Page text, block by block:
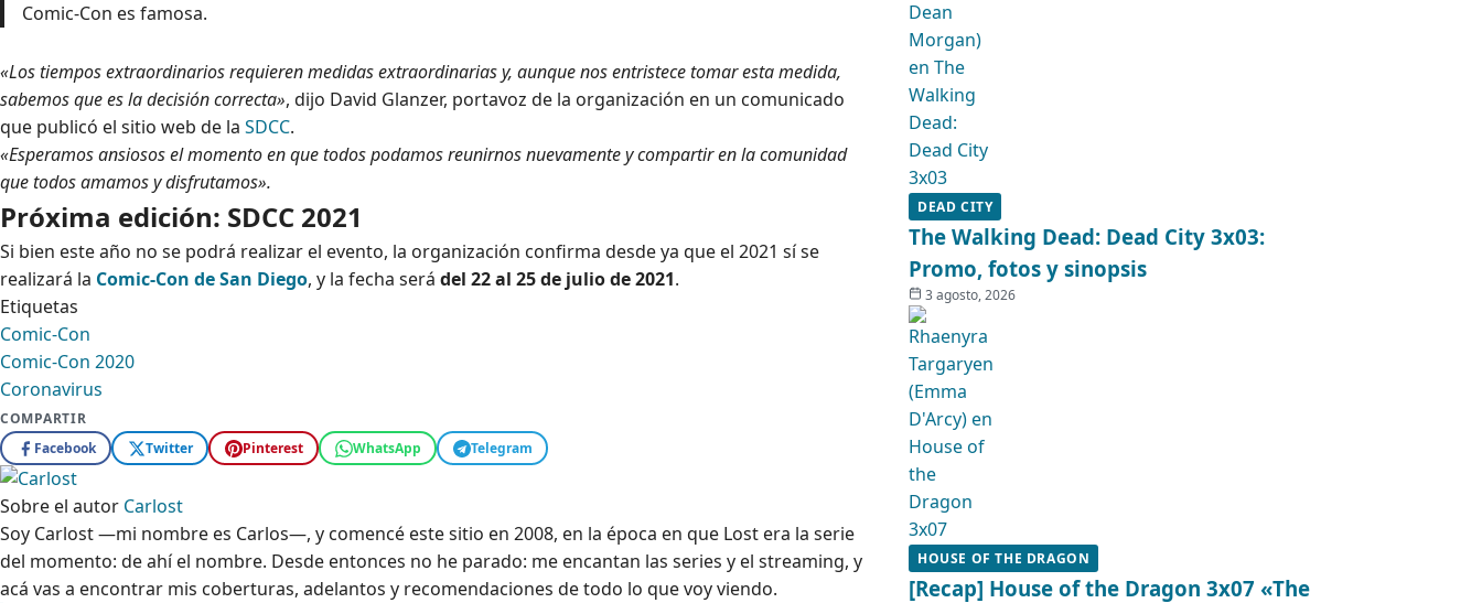
Comic-Con es famosa.
«Los tiempos extraordinarios requieren medidas extraordinarias y, aunque nos entristece tomar esta medida,
sabemos que es la decisión correcta», dijo David Glanzer, portavoz de la organización en un comunicado
que publicó el sitio web de la SDCC.
«Esperamos ansiosos el momento en que todos podamos reunirnos nuevamente y compartir en la comunidad
que todos amamos y disfrutamos».
Próxima edición: SDCC 2021
Si bien este año no se podrá realizar el evento, la organización confirma desde ya que el 2021 sí se
realizará la Comic-Con de San Diego, y la fecha será del 22 al 25 de julio de 2021.
Etiquetas
Comic-Con
Comic-Con 2020
Coronavirus
COMPARTIR
Facebook
Twitter Pinterest WhatsApp Telegram
Sobre el autor Carlost
Soy Carlost —mi nombre es Carlos—, y comencé este sitio en 2008, en la época en que Lost era la serie
del momento: de ahí el nombre. Desde entonces no he parado: me encantan las series y el streaming, y
acá vas a encontrar mis coberturas, adelantos y recomendaciones de todo lo que voy viendo.
DEAD CITY
The Walking Dead: Dead City 3x03:
Promo, fotos y sinopsis
3 agosto, 2026
HOUSE OF THE DRAGON
[Recap] House of the Dragon 3x07 «The